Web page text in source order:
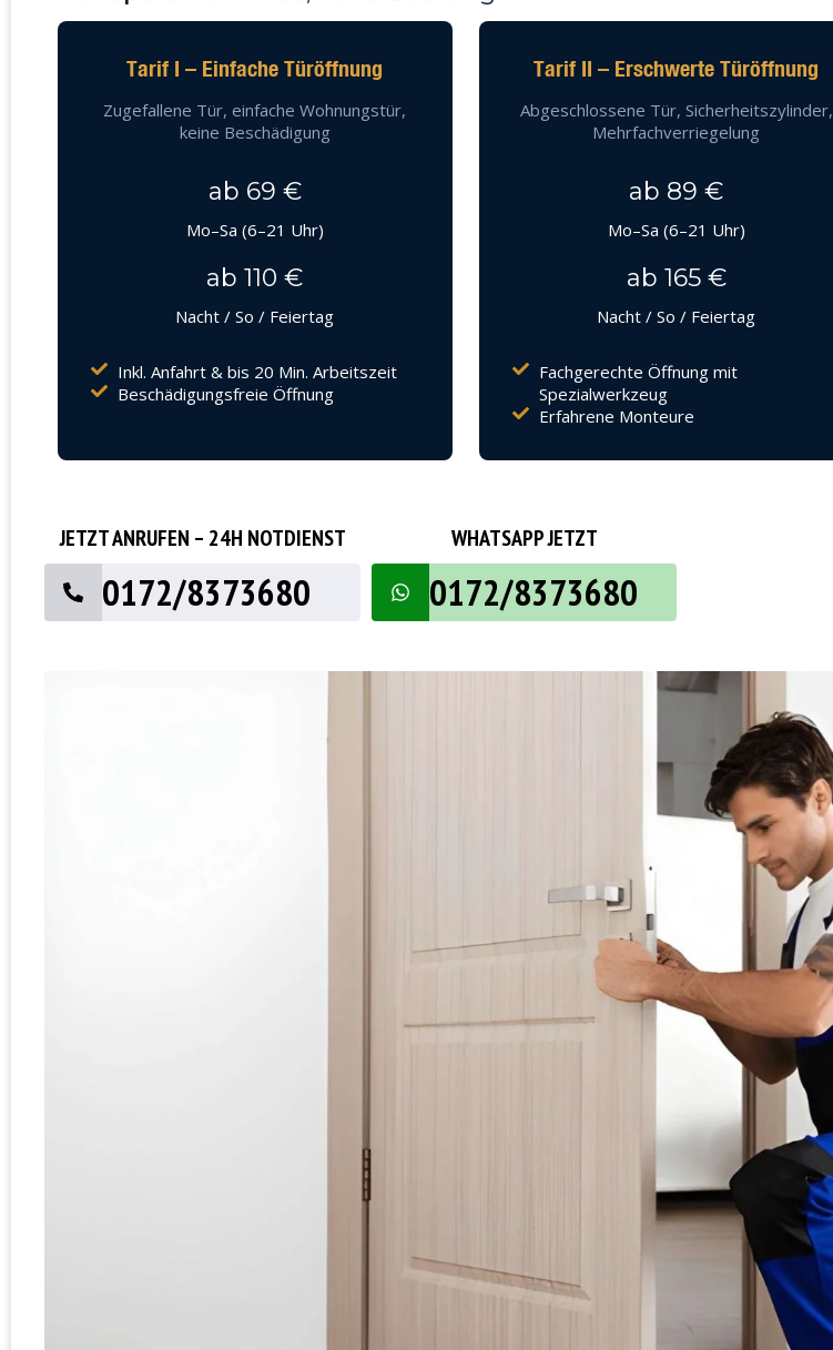
Tarif I – Einfache Türöffnung
Zugefallene Tür, einfache Wohnungstür,
keine Beschädigung
ab 69 €
Mo–Sa (6–21 Uhr)
ab 110 €
Nacht / So / Feiertag
Inkl. Anfahrt & bis 20 Min. Arbeitszeit
Beschädigungsfreie Öffnung
Tarif II – Erschwerte Türöffnung
Abgeschlossene Tür, Sicherheitszylinder,
Mehrfachverriegelung
ab 89 €
Mo–Sa (6–21 Uhr)
ab 165 €
Nacht / So / Feiertag
Fachgerechte Öffnung mit
Spezialwerkzeug
Erfahrene Monteure
JETZT ANRUFEN – 24H NOTDIENST
0172/8373680
WHATSAPP JETZT
0172/8373680